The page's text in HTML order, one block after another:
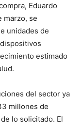
Eduardo
marzo, se
unidades de
estimado
del sector ya
millones de
lo solicitado. El